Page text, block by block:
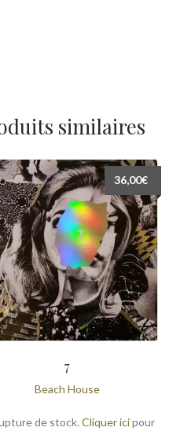
similaires
7
Beach House
36,00€
de stock. Cliquer icipour